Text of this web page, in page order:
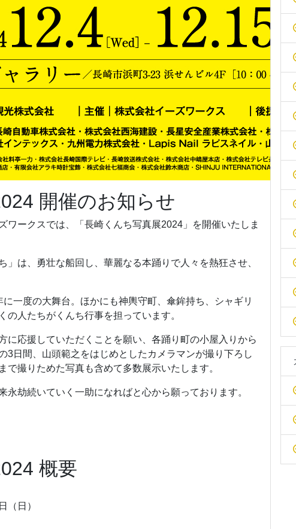
開催のお知らせ
ワークスでは、「長崎くんち写真展2024」を開催いたしま
」は、勇壮な船回し、華麗なる本踊りで人々を熱狂させ、
一度の大舞台。ほかにも神輿守町、傘鉾持ち、シャギリ
人たちがくんち行事を担っています。
に応援していただくことを願い、各踊り町の小屋入りから
3日間、山頭範之をはじめとしたカメラマンが撮り下ろし
で撮りためた写真も含めて多数展示いたします。
永劫続いていく一助になればと心から願っております。
概要
（日）